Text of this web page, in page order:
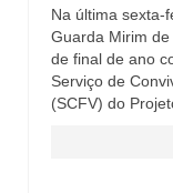
Na última sexta-
Guarda Mirim
de final de ano
Serviço de
(SCFV) do